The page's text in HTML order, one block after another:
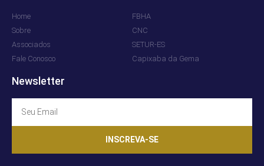
Home
Sobre
Associados
Fale Conosco
FBHA
CNC
SETUR-ES
Capixaba da Gema
Newsletter
INSCREVA-SE